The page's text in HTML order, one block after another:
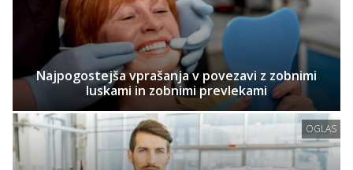
Najpogostejša vprašanja v povezavi z zobnimi
luskami in zobnimi prevlekami
OGLAS